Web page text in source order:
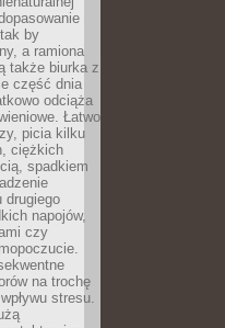
by
a ramiona
także biurka z
część dnia
odciąża
Łatwo
picia kilku
ciężkich
spadkiem
drugiego
napojów,
czy
na trochę
stresu.